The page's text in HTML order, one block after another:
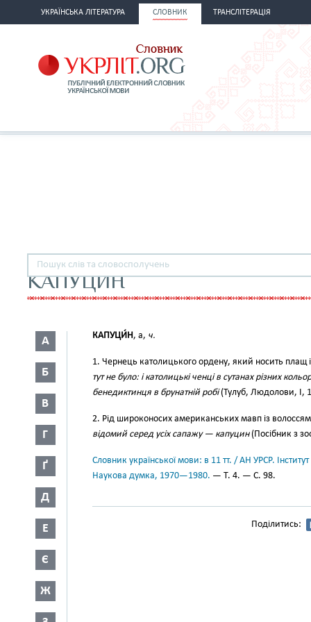
УКРАЇНСЬКА ЛІТЕРАТУРА СЛОВНИК ТРАНСЛІТЕРАЦІЯ
КАПУЦИН
А
Б
В
Г
Ґ
Д
Е
Є
Ж
КАПУЦИ́Н, а, ч.
1. Чернець католицького ордену, який носить плащ
тут не було: і католицькі ченці в сутанах різних
бенедиктинця в брунатній робі(Тулуб, Людолови, І,
2. Рід широконосих американських мавп із волоссям
відомий серед усіх сапажу — капуцин(Посібник з
Словник української мови: в 11 тт. / АН УРСР.
Наукова думка, 1970—1980. — Т. 4. — С. 98.
Поділитись: